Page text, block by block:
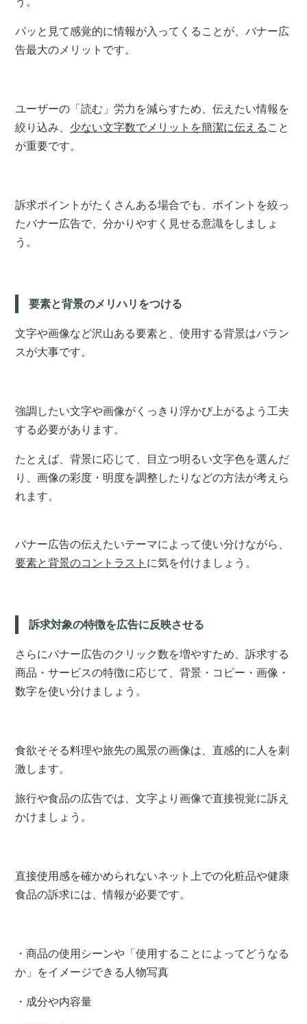
パッと見て感覚的に情報が入ってくることが、バナー広
告最大のメリットです。
ユーザーの「読む」労力を減らすため、伝えたい情報を
絞り込み、 少ない文字数でメリットを簡潔に伝える こと
が重要です。
訴求ポイントがたくさんある場合でも、 ポイントを絞っ
たバナー広告で、分かりやすく見せる意識をしましょ
う。
要素と背景のメリハリをつける
文字や画像など沢山ある要素と、使用する背景はバラン
スが大事です。
強調したい文字や画像がくっきり浮かび上がるよう工夫
する必要があります。
たとえば、背景に応じて、目立つ明るい文字色を選んだ
り、画像の彩度・明度を調整したりなどの方法が考えら
れます。
バナー広告の伝えたいテーマによって使い分けながら、
要素と背景のコントラスト に気を付けましょう 。
訴求対象の特徴を広告に反映させる
さらにバナー広告のクリック数を増やすため、訴求する
商品・サービスの特徴に応じて、背景・コピー・画像・
数字を使い分けましょう。
食欲そそる料理や旅先の風景の画像は、直感的に人を刺
激します。
旅行や食品の広告では、文字より画像で直接視覚に訴え
かけましょう。
直接使用感を確かめられないネット上での化粧品や健康
食品の訴求には、情報が必要です。
・商品の使用シーンや「使用することによってどうなる
か」をイメージできる人物写真
・成分や内容量